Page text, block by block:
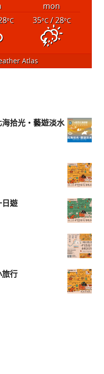
mon
°C 35°C/ 28°C
Atlas
海拾光・藝遊淡水
日遊
旅行